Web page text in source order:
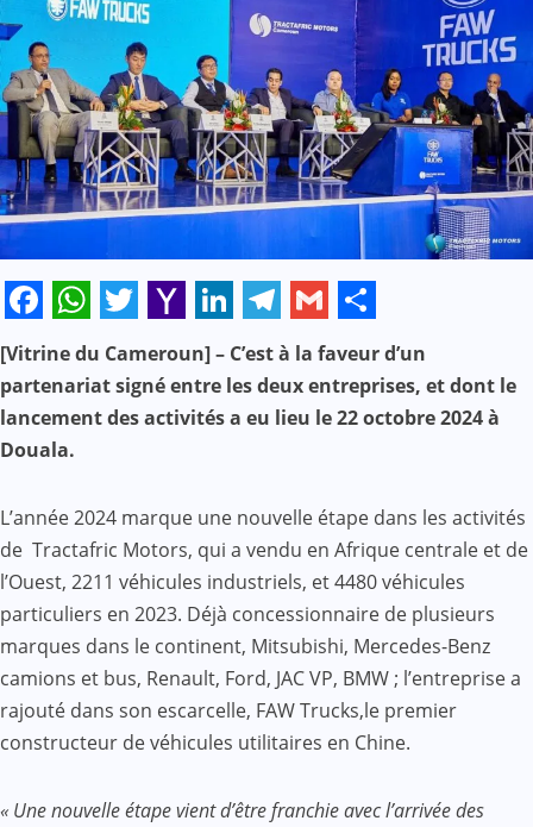
Facebook
WhatsApp
Twitter
Yahoo
Mail
LinkedIn
Telegram
Gmail
Share
[Vitrine du Cameroun] – C’est à la faveur d’un
partenariat signé entre les deux entreprises, et dont le
lancement des activités a eu lieu le 22 octobre 2024 à
Douala.
L’année 2024 marque une nouvelle étape dans les activités
de Tractafric Motors, qui a vendu en Afrique centrale et de
l’Ouest, 2211 véhicules industriels, et 4480 véhicules
particuliers en 2023. Déjà concessionnaire de plusieurs
marques dans le continent, Mitsubishi, Mercedes-Benz
camions et bus, Renault, Ford, JAC VP, BMW ; l’entreprise a
rajouté dans son escarcelle, FAW Trucks,le premier
constructeur de véhicules utilitaires en Chine.
« Une nouvelle étape vient d’être franchie avec l’arrivée des